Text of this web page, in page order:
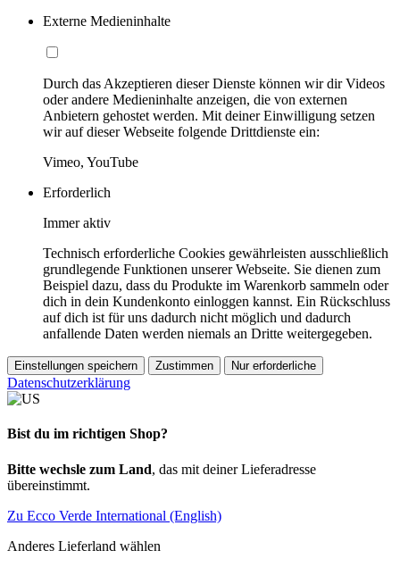
Externe Medieninhalte
Durch das Akzeptieren dieser Dienste können wir dir Videos
oder andere Medieninhalte anzeigen, die von externen
Anbietern gehostet werden. Mit deiner Einwilligung setzen
wir auf dieser Webseite folgende Drittdienste ein:
Vimeo, YouTube
Erforderlich
Immer aktiv
Technisch erforderliche Cookies gewährleisten ausschließlich
grundlegende Funktionen unserer Webseite. Sie dienen zum
Beispiel dazu, dass du Produkte im Warenkorb sammeln oder
dich in dein Kundenkonto einloggen kannst. Ein Rückschluss
auf dich ist für uns dadurch nicht möglich und dadurch
anfallende Daten werden niemals an Dritte weitergegeben.
Einstellungen speichern Zustimmen Nur erforderliche
Datenschutzerklärung
Bist du im richtigen Shop?
Bitte wechsle zum Land, das mit deiner Lieferadresse
übereinstimmt.
Zu Ecco Verde International (English)
Anderes Lieferland wählen